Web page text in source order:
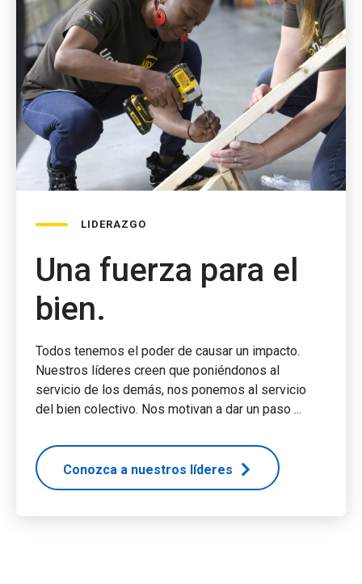
LIDERAZGO
Una fuerza para el
bien.
Todos tenemos el poder de causar un impacto.
Nuestros líderes creen que poniéndonos al
servicio de los demás, nos ponemos al servicio
del bien colectivo. Nos motivan a dar un paso ...
Conozca a nuestros líderes